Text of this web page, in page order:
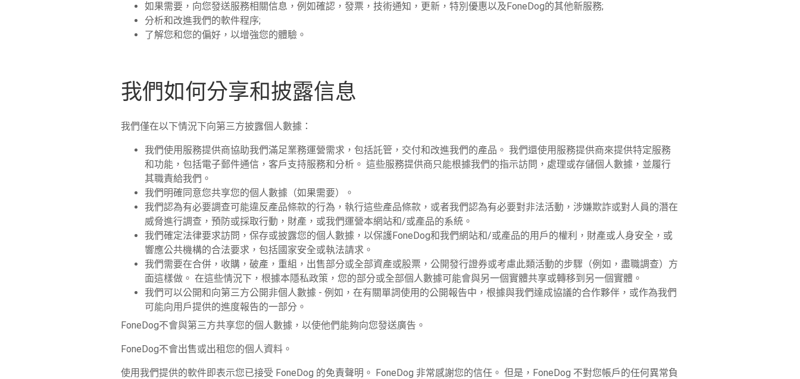
如果需要，向您發送服務相關信息，例如確認，發票，技術通知，更新，特別優惠以及FoneDog的其他新服務;
分析和改進我們的軟件程序;
了解您和您的偏好，以增強您的體驗。
我們如何分享和披露信息
我們僅在以下情況下向第三方披露個人數據：
我們使用服務提供商協助我們滿足業務運營需求，包括託管，交付和改進我們的產品。 我們還使用服務提供商來提供特定服務
和功能，包括電子郵件通信，客戶支持服務和分析。 這些服務提供商只能根據我們的指示訪問，處理或存儲個人數據，並履行
其職責給我們。
我們明確同意您共享您的個人數據（如果需要）。
我們認為有必要調查可能違反產品條款的行為，執行這些產品條款，或者我們認為有必要對非法活動，涉嫌欺詐或對人員的潛在
威脅進行調查，預防或採取行動，財產，或我們運營本網站和/或產品的系統。
我們確定法律要求訪問，保存或披露您的個人數據，以保護FoneDog和我們網站和/或產品的用戶的權利，財產或人身安全，或
響應公共機構的合法要求，包括國家安全或執法請求。
我們需要在合併，收購，破產，重組，出售部分或全部資產或股票，公開發行證券或考慮此類活動的步驟（例如，盡職調查）方
面這樣做。 在這些情況下，根據本隱私政策，您的部分或全部個人數據可能會與另一個實體共享或轉移到另一個實體。
我們可以公開和向第三方公開非個人數據 - 例如，在有關單詞使用的公開報告中，根據與我們達成協議的合作夥伴，或作為我們
可能向用戶提供的進度報告的一部分。
FoneDog不會與第三方共享您的個人數據，以使他們能夠向您發送廣告。
FoneDog不會出售或出租您的個人資料。
使用我們提供的軟件即表示您已接受 FoneDog 的免責聲明。 FoneDog 非常感謝您的信任。 但是，FoneDog 不對您帳戶的任何異常負